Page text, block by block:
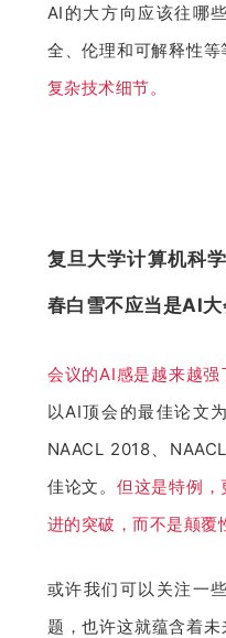
AI的大方向应该往哪
全、伦理和可解释性等
复杂技术细节。
复旦大学计算机科
春白雪不应当是AI
会议的AI感是越来越强
以AI顶会的最佳论文
NAACL 2018、
佳论文。 但这是特例，
进的突破，而不是颠覆
或许我们可以关注一
题，也许这就蕴含着未